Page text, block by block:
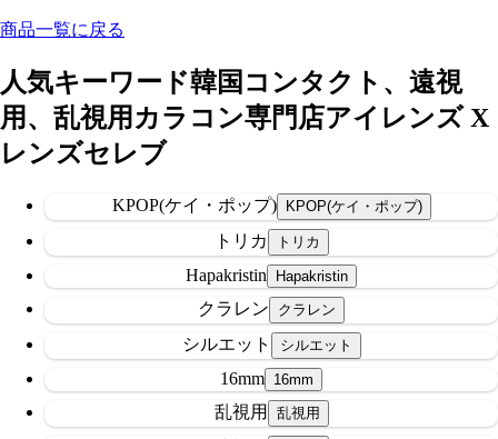
商品一覧に戻る
人気キーワード韓国コンタクト、遠視
用、乱視用カラコン専門店アイレンズ X
レンズセレブ
KPOP(ケイ・ポップ)
トリカ
Hapakristin
クラレン
シルエット
16mm
乱視用